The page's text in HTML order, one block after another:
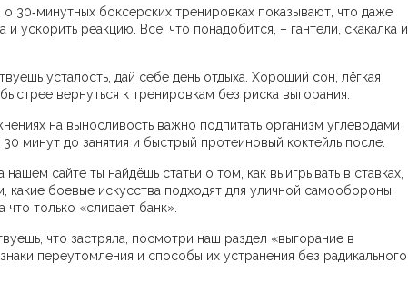
30‑минутных боксерских тренировках показывают, что даже
ускорить реакцию. Всё, что понадобится, – гантели, скакалка и
усталость, дай себе день отдыха. Хороший сон, лёгкая
вернуться к тренировкам без риска выгорания.
на выносливость важно подпитать организм углеводами
минут до занятия и быстрый протеиновый коктейль после.
сайте ты найдёшь статьи о том, как выигрывать в ставках,
боевые искусства подходят для уличной самообороны.
только «сливает банк».
что застряла, посмотри наш раздел «выгорание в
переутомления и способы их устранения без радикального